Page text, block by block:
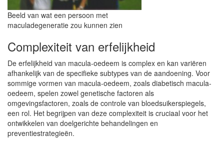
Beeld van wat een persoon met
maculadegeneratie zou kunnen zien
Complexiteit van erfelijkheid
De erfelijkheid van macula-oedeem is complex en kan variëren
afhankelijk van de specifieke subtypes van de aandoening. Voor
sommige vormen van macula-oedeem, zoals diabetisch macula-
oedeem, spelen zowel genetische factoren als
omgevingsfactoren, zoals de controle van bloedsuikerspiegels,
een rol. Het begrijpen van deze complexiteit is cruciaal voor het
ontwikkelen van doelgerichte behandelingen en
preventiestrategieën.